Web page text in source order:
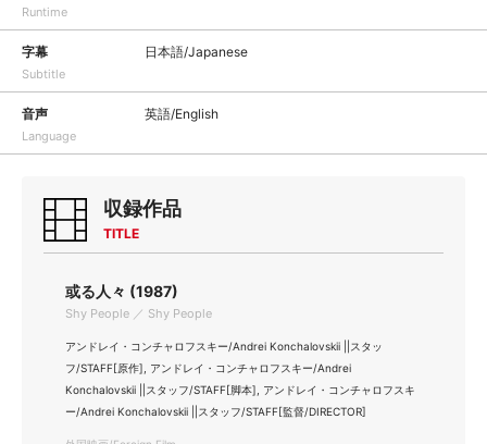
Runtime
字幕
Subtitle
日本語/Japanese
音声
Language
英語/English
収録作品
TITLE
或る人々 (1987)
Shy People ／ Shy People
アンドレイ・コンチャロフスキー/Andrei Konchalovskii ||スタッ
フ/STAFF[原作], アンドレイ・コンチャロフスキー/Andrei
Konchalovskii ||スタッフ/STAFF[脚本], アンドレイ・コンチャロフスキ
ー/Andrei Konchalovskii ||スタッフ/STAFF[監督/DIRECTOR]